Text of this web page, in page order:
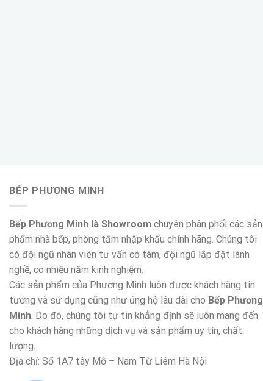
BẾP PHƯƠNG MINH
Bếp Phương Minh là Showroom chuyên phân phối các sản
phẩm nhà bếp, phòng tắm nhập khẩu chính hãng. Chúng tôi
có đội ngũ nhân viên tư vấn có tâm, đội ngũ lắp đặt lành
nghề, có nhiều năm kinh nghiệm.
Các sản phẩm của Phương Minh luôn được khách hàng tin
tưởng và sử dụng cũng như ủng hộ lâu dài cho Bếp Phương
Minh . Do đó, chúng tôi tự tin khẳng định sẽ luôn mang đến
cho khách hàng những dịch vụ và sản phẩm uy tín, chất
lượng.
Địa chỉ: Số 1A7 tây Mỗ – Nam Từ Liêm Hà Nội